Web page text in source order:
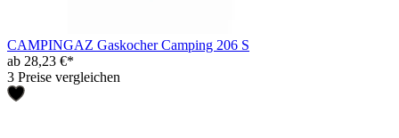
CAMPINGAZ Gaskocher Camping 206 S
ab 28,23 €*
3 Preise vergleichen